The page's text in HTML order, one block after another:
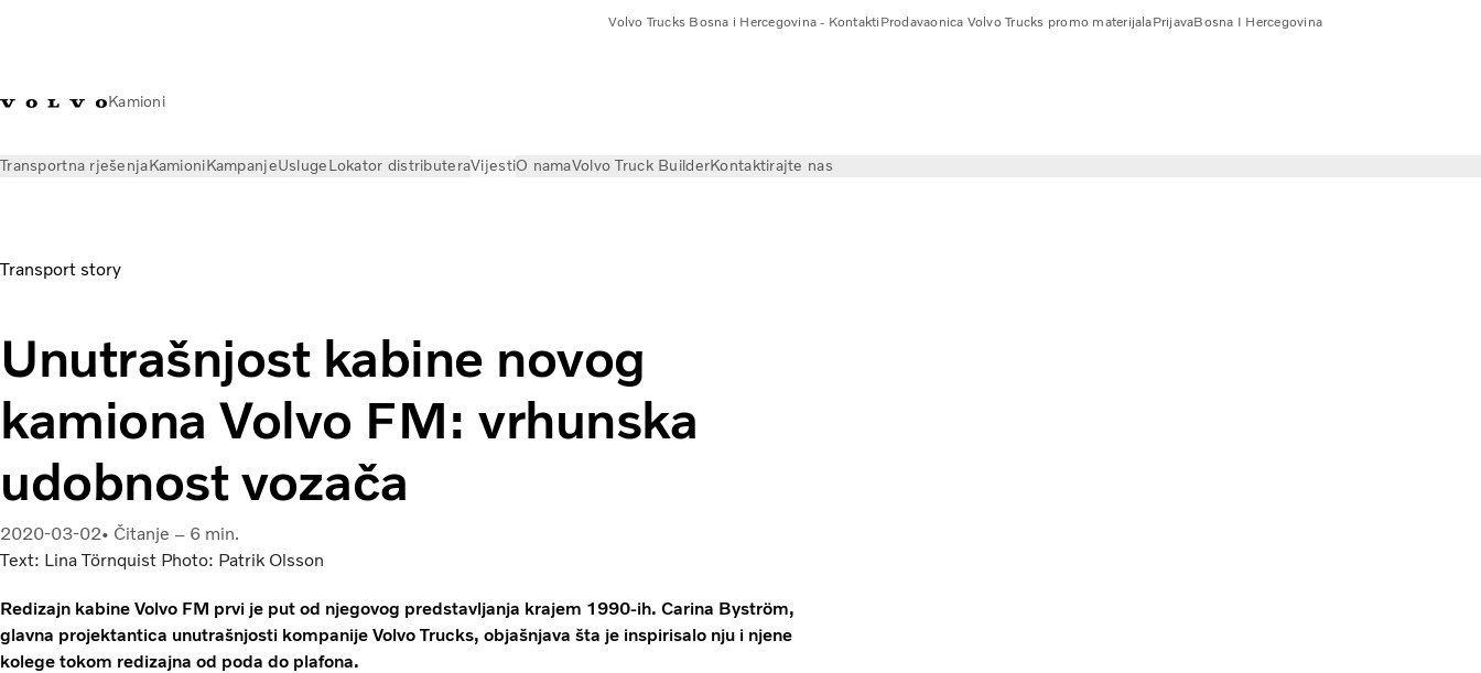
Kamioni
Volvo Trucks Bosna i Hercegovina - Kontakti Prodavaonica Volvo Trucks promo materijalaPrijavaBosna I Hercegovina
Transportna rješenjaKamioniKampanjeUslugeLokator distributeraVijestiO namaVolvo Truck BuilderKontaktirajte nas
Transport story
Unutrašnjost kabine novog
kamiona Volvo FM: vrhunska
udobnost vozača
2020-03-02
Čitanje – 6 min.
Text: Lina Törnquist Photo: Patrik Olsson
Redizajn kabine Volvo FM prvi je put od njegovog predstavljanja krajem 1990-ih. Carina Byström,
glavna projektantica unutrašnjosti kompanije Volvo Trucks, objašnjava šta je inspirisalo nju i njene
kolege tokom redizajna od poda do plafona.